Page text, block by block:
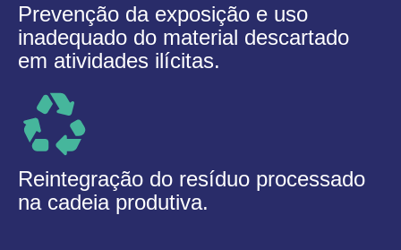
Prevenção da exposição e uso
inadequado do material descartado
em atividades ilícitas.
Reintegração do resíduo processado
na cadeia produtiva.